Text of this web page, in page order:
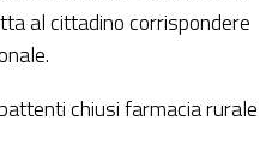
al cittadino corrispondere
chiusi farmacia rurale